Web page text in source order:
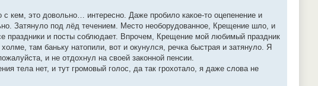
с кем, это довольно… интересно. Даже пробило какое-то оцепенение и
Затянуло под лёд течением. Место необорудованное, Крещение шло, и
праздники и посты соблюдает. Впрочем, Крещение мой любимый праздник
там баньку натопили, вот и окунулся, речка быстрая и затянуло. Я
и не отдохнул на своей законной пенсии.
тела нет, и тут громовый голос, да так грохотало, я даже слова не